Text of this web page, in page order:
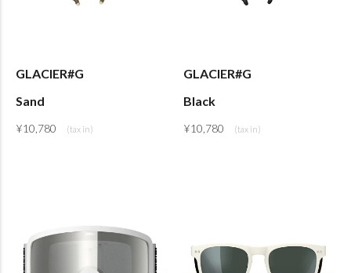
GLACIER#G
Sand
¥10,780
GLACIER#G
Black
¥10,780